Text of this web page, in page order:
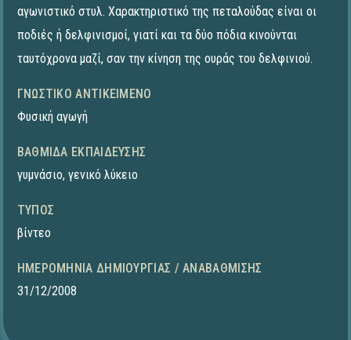
αγωνιστικό στυλ. Χαρακτηριστικό της πεταλούδας είναι οι
ποδιές ή δελφινισμοί, γιατί και τα δύο πόδια κινούνται
ταυτόχρονα μαζί, σαν την κίνηση της ουράς του δελφινιού.
ΓΝΩΣΤΙΚΌ ΑΝΤΙΚΕΊΜΕΝΟ
Φυσική αγωγή
ΒΑΘΜΊΔΑ ΕΚΠΑΊΔΕΥΣΗΣ
γυμνάσιο, γενικό λύκειο
ΤΎΠΟΣ
βίντεο
ΗΜΕΡΟΜΗΝΊΑ ΔΗΜΙΟΥΡΓΊΑΣ / ΑΝΑΒΆΘΜΙΣΗΣ
31/12/2008